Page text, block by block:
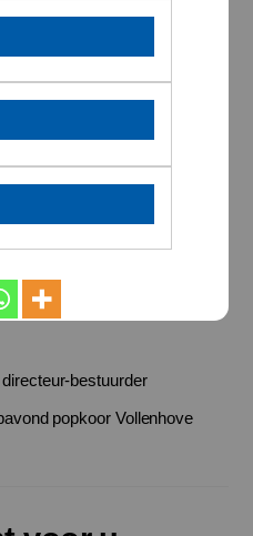
bestuurder
popkoor Vollenhove